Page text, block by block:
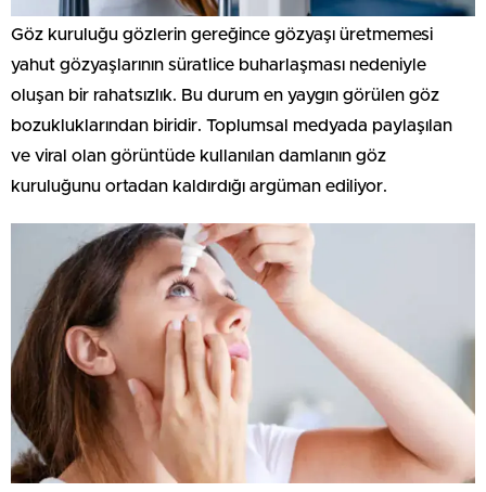
Göz kuruluğu gözlerin gereğince gözyaşı üretmemesi
yahut gözyaşlarının süratlice buharlaşması nedeniyle
oluşan bir rahatsızlık. Bu durum en yaygın görülen göz
bozukluklarından biridir. Toplumsal medyada paylaşılan
ve viral olan görüntüde kullanılan damlanın göz
kuruluğunu ortadan kaldırdığı argüman ediliyor.